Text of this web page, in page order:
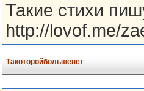
Такие стихи
http://lovof.me/
Такоторойбольшенет